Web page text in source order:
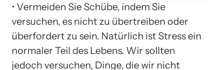
• Vermeiden Sie Schübe, indem Sie
versuchen, es nicht zu übertreiben oder
überfordert zu sein. Natürlich ist Stress ein
normaler Teil des Lebens. Wir sollten
jedoch versuchen, Dinge, die wir nicht